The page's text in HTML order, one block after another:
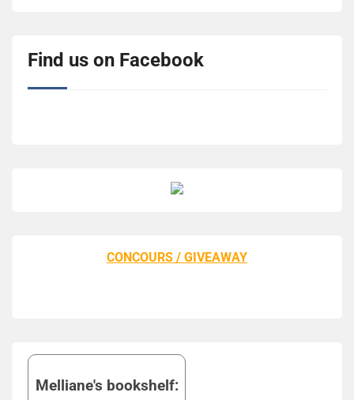
Find us on Facebook
CONCOURS / GIVEAWAY
Melliane's bookshelf: